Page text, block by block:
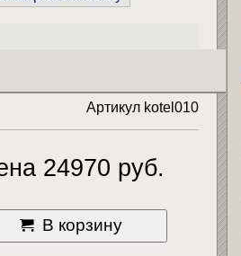
Артикул kotel010
24970 руб.
В корзину